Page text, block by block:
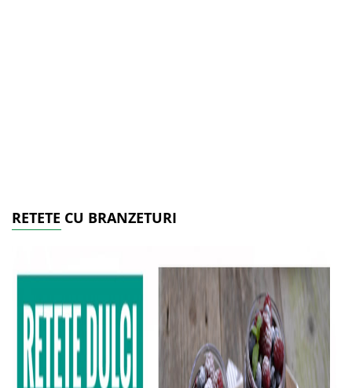
RETETE CU BRANZETURI